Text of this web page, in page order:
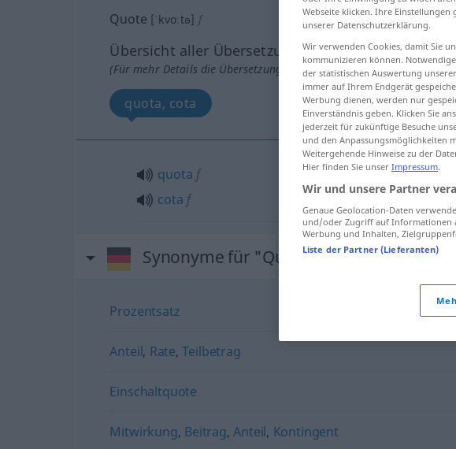
Quote [ˈkvoːtə] f
Übersicht aller Übersetzungen
(Für mehr Details die Übersetzung anklicken/antippen)
quota, cota
quota f
cota f
Synonyme für "Quote"
Prozentsatz
Anteil, Rate,Teilbetrag
Einschaltquote
Mitwirkung, Beitrag,Anteil, Kontingent
Webseite klicken. Ihre
unserer Datenschutzerklärung.
Wir verwenden Cookies, damit Sie
kommunizieren können.
der statistischen Auswertung
immer auf Ihrem Endgerät
Werbung dienen, werden nur
Einverständnis geben. Klicken Sie
jederzeit für zukünftige Besuche
und den Anpassungsmöglichkeiten
Weitergehende Hinweise zu der
Hier finden Sie unser Impressum.
Wir und unsere Partner
Genaue Geolocation-Daten
und/oder Zugriff auf Informationen
Werbung und Inhalten,
Liste der Partner (Lieferanten)